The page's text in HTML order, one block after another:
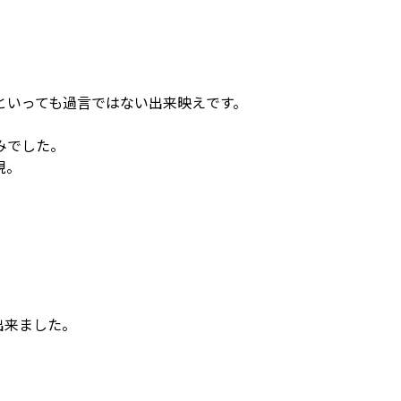
っても過言ではない出来映えです。
した。
ました。